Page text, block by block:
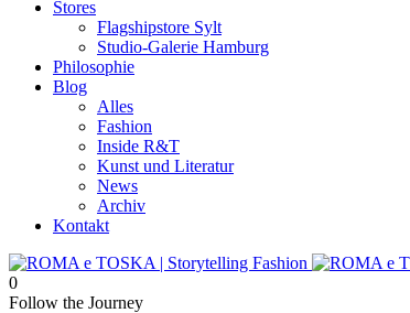
Stores
Flagshipstore Sylt
Studio-Galerie Hamburg
Philosophie
Blog
Alles
Fashion
Inside R&T
Kunst und Literatur
News
Archiv
Kontakt
0
Follow the Journey